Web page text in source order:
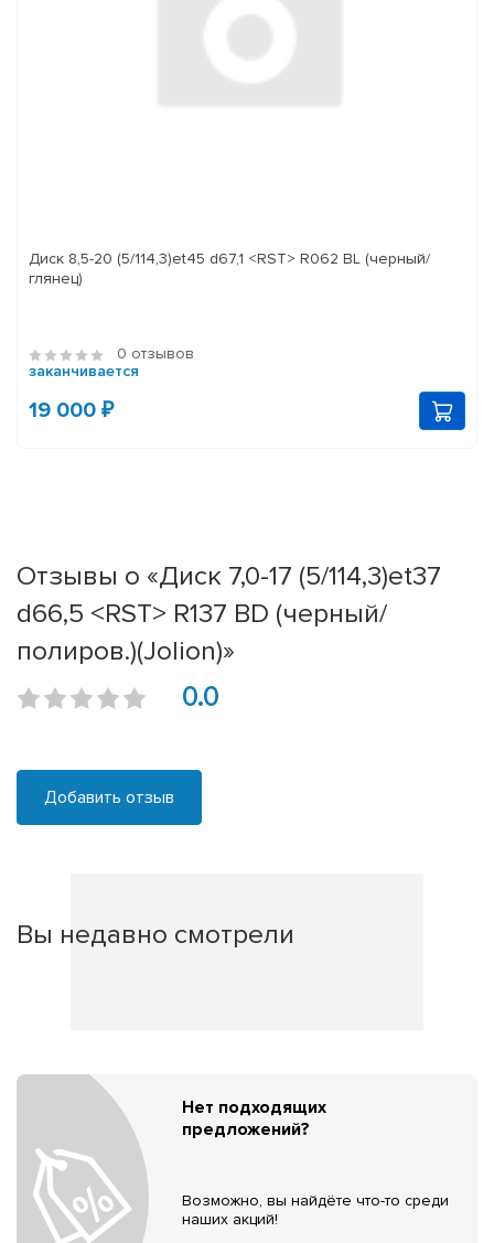
Диск 8,5-20 (5/114,3)et45 d67,1 <RST> R062 BL (черный/
глянец)
0 отзывов
заканчивается
19 000 ₽
Отзывы о «Диск 7,0-17 (5/114,3)et37
d66,5 <RST> R137 BD (черный/
полиров.)(Jolion)»
0.0
Добавить отзыв
Вы недавно смотрели
Нет подходящих
предложений?
Возможно, вы найдёте что-то среди
наших акций!